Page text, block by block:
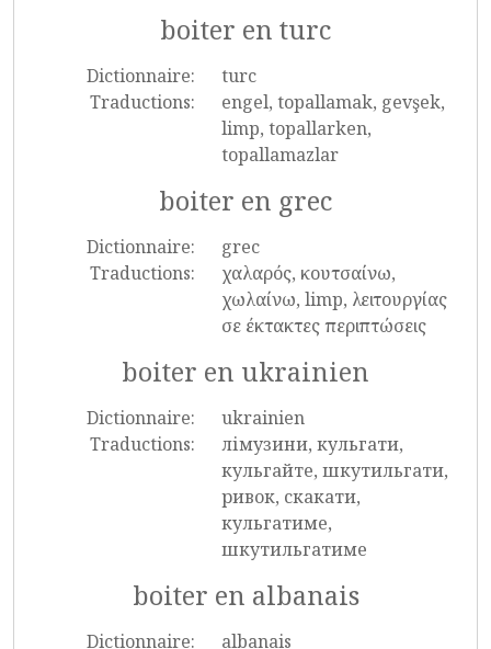
boiter en turc
Dictionnaire:
turc
Traductions:
engel, topallamak, gevşek,
limp, topallarken,
topallamazlar
boiter en grec
Dictionnaire:
grec
Traductions:
χαλαρός, κουτσαίνω,
χωλαίνω, limp, λειτουργίας
σε έκτακτες περιπτώσεις
boiter en ukrainien
Dictionnaire:
ukrainien
Traductions:
лімузини, кульгати,
кульгайте, шкутильгати,
ривок, скакати,
кульгатиме,
шкутильгатиме
boiter en albanais
Dictionnaire: albanais